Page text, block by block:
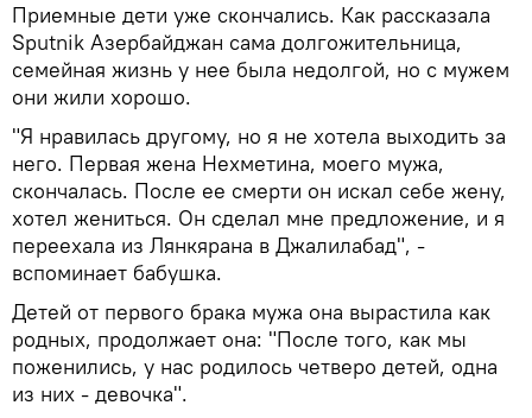
Приемные дети уже скончались. Как рассказала
Sputnik Азербайджан сама долгожительница,
семейная жизнь у нее была недолгой, но с мужем
они жили хорошо.
"Я нравилась другому, но я не хотела выходить за
него. Первая жена Нехметина, моего мужа,
скончалась. После ее смерти он искал себе жену,
хотел жениться. Он сделал мне предложение, и я
переехала из Лянкярана в Джалилабад", -
вспоминает бабушка.
Детей от первого брака мужа она вырастила как
родных, продолжает она: "После того, как мы
поженились, у нас родилось четверо детей, одна
из них - девочка".